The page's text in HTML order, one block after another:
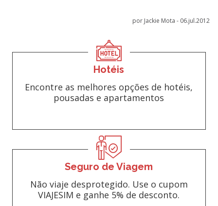
por Jackie Mota - 06.jul.2012
Hotéis
Encontre as melhores opções de hotéis,
pousadas e apartamentos
Seguro de Viagem
Não viaje desprotegido. Use o cupom
VIAJESIM e ganhe 5% de desconto.